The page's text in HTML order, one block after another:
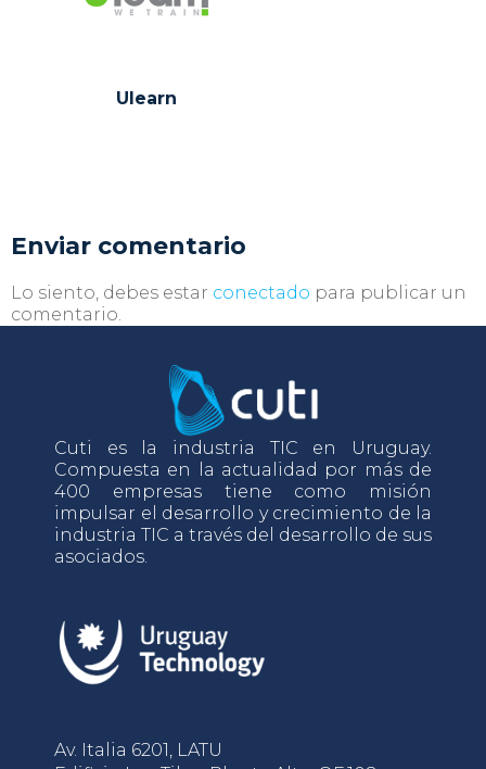
Ulearn
Enviar comentario
Lo siento, debes estar conectado para publicar un
comentario.
Cuti es la industria TIC en Uruguay.
Compuesta en la actualidad por más de
400 empresas tiene como misión
impulsar el desarrollo y crecimiento de la
industria TIC a través del desarrollo de sus
asociados.
Av. Italia 6201, LATU